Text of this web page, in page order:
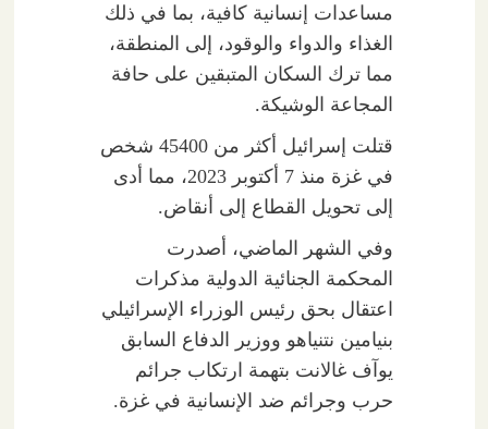
مساعدات إنسانية كافية، بما في ذلك
الغذاء والدواء والوقود، إلى المنطقة،
مما ترك السكان المتبقين على حافة
المجاعة الوشيكة.
قتلت إسرائيل أكثر من 45400 شخص
في غزة منذ 7 أكتوبر 2023، مما أدى
إلى تحويل القطاع إلى أنقاض.
وفي الشهر الماضي، أصدرت
المحكمة الجنائية الدولية مذكرات
اعتقال بحق رئيس الوزراء الإسرائيلي
بنيامين نتنياهو ووزير الدفاع السابق
يوآف غالانت بتهمة ارتكاب جرائم
حرب وجرائم ضد الإنسانية في غزة.